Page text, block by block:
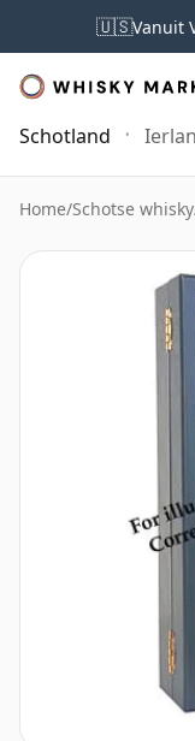
🇺🇸Vanuit
Schotland
Home/Schotse whisky